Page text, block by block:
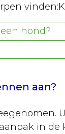
hond?
aan?
in